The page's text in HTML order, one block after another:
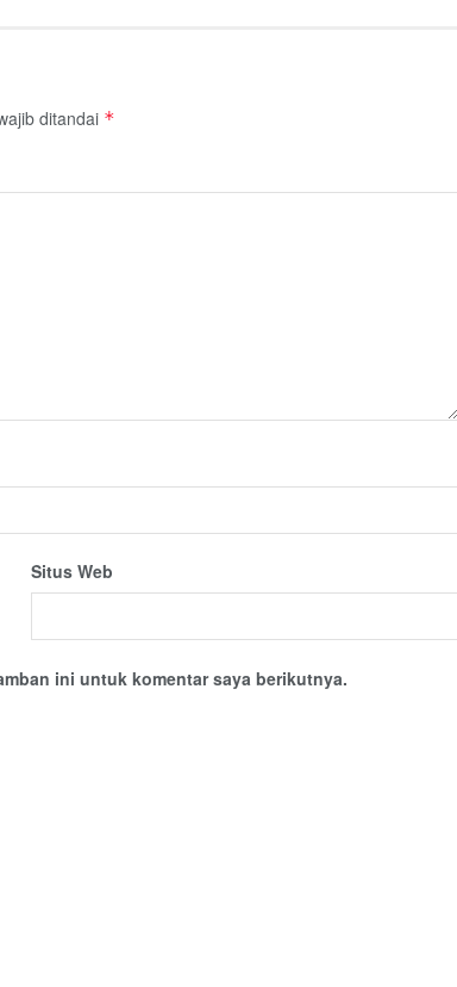
ditandai *
Situs Web
ini untuk komentar saya berikutnya.